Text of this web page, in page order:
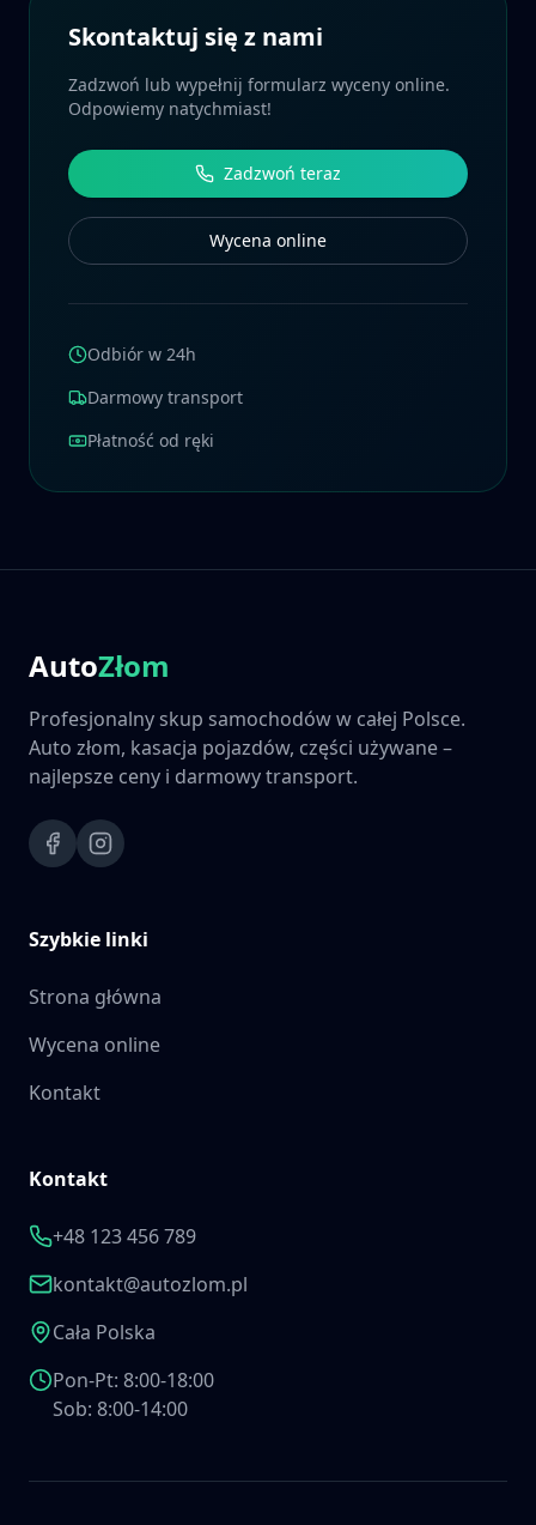
Skontaktuj się z nami
Zadzwoń lub wypełnij formularz wyceny online.
Odpowiemy natychmiast!
Zadzwoń teraz
Wycena online
Odbiór w 24h
Darmowy transport
Płatność od ręki
AutoZłom
Profesjonalny skup samochodów w całej Polsce.
Auto złom, kasacja pojazdów, części używane –
najlepsze ceny i darmowy transport.
Szybkie linki
Strona główna
Wycena online
Kontakt
Kontakt
+48 123 456 789
kontakt@autozlom.pl
Cała Polska
Pon-Pt: 8:00-18:00
Sob: 8:00-14:00